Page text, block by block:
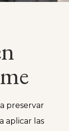
preservar
aplicar las